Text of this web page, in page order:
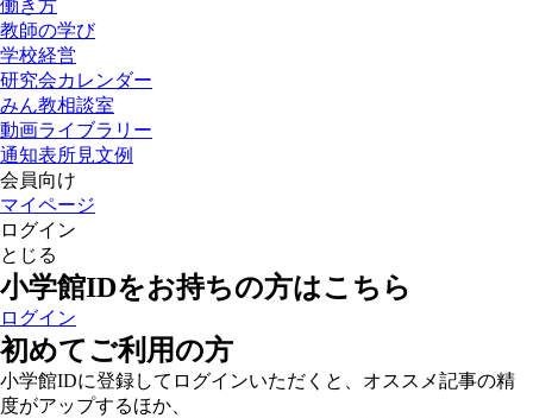
働き方
教師の学び
学校経営
研究会カレンダー
みん教相談室
動画ライブラリー
通知表所見文例
会員向け
マイページ
ログイン
とじる
小学館IDをお持ちの方はこちら
ログイン
初めてご利用の方
小学館IDに登録してログインいただくと、オススメ記事の精
度がアップするほか、